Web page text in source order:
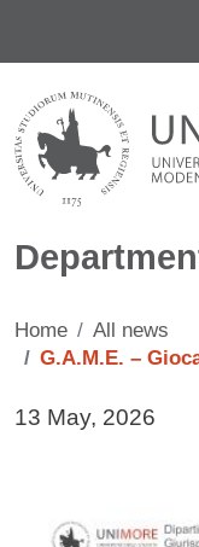
Home
All news
G.A.M.E. –
Data di
13 May, 2026